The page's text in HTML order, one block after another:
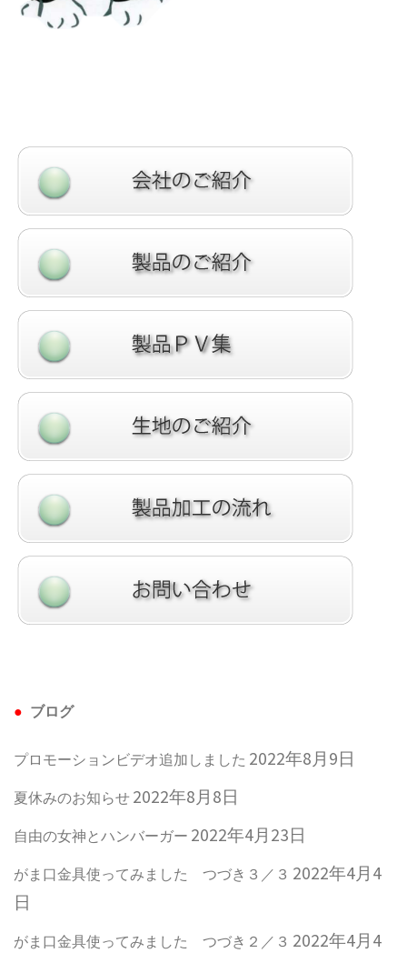
ブログ
プロモーションビデオ追加しました 2022年8月9日
夏休みのお知らせ 2022年8月8日
自由の女神とハンバーガー 2022年4月23日
がま口金具使ってみました つづき３／３ 2022年4月4
日
がま口金具使ってみました つづき２／３ 2022年4月4